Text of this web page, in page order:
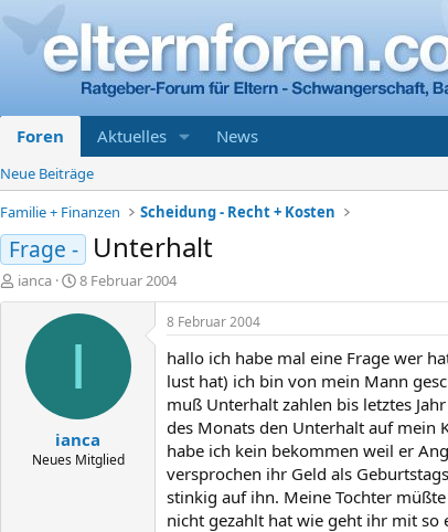
Foren Aktuelles News
Neue Beiträge
Familie + Finanzen
Scheidung - Recht + Kosten
Frage - Unterhalt
E
r
ianca
E
r
s
t
a
m
8 Februar 2004
I
ianca
Neues Mitglied
8 Februar 2004
hallo ich habe mal eine Frage wer
lust hat) ich bin von mein Mann
muß Unterhalt zahlen bis letztes
des Monats den Unterhalt auf mein
habe ich kein bekommen weil er
versprochen ihr Geld als
stinkig auf ihn. Meine Tochter
nicht gezahlt hat wie geht ihr mit so